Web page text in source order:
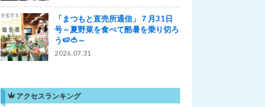
「まつもと直売所通信」７月31日
号～夏野菜を食べて酷暑を乗り切ろ
う🍉🍅～
2026.07.31
アクセスランキング